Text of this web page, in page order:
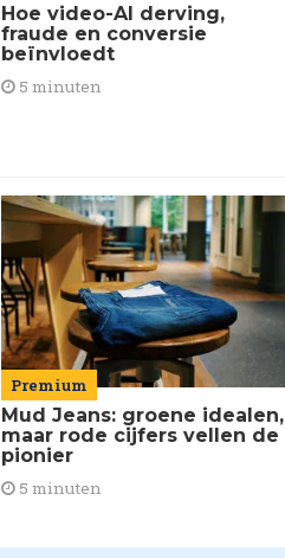
Hoe video-AI derving,
fraude en conversie
beïnvloedt
5 minuten
Premium
Mud Jeans: groene idealen,
maar rode cijfers vellen de
pionier
5 minuten